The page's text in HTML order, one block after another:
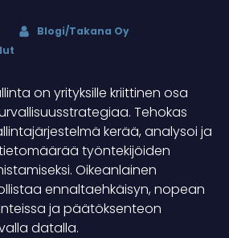
Blogi/Takana Oy
on yrityksille kriittinen osa
Tehokas
kerää, analysoi ja
työntekijöiden
Oikeanlainen
ennaltaehkäisyn, nopean
ja päätöksenteon
datalla.